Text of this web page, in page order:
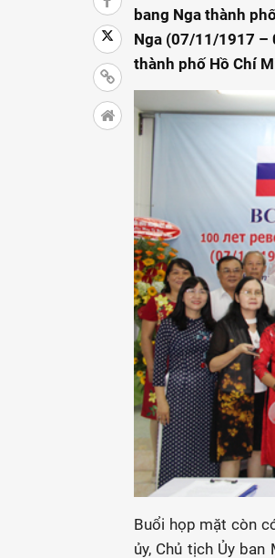
bang Nga thành
Nga (07/11/1917 –
thành phố Hồ Chí
Buổi họp mặt còn
ủy, Chủ tịch Ủy